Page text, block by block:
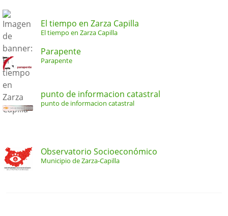
El tiempo en Zarza Capilla
El tiempo en Zarza Capilla
Parapente
Parapente
punto de informacion catastral
punto de informacion catastral
Observatorio Socioeconómico
Municipio de Zarza-Capilla